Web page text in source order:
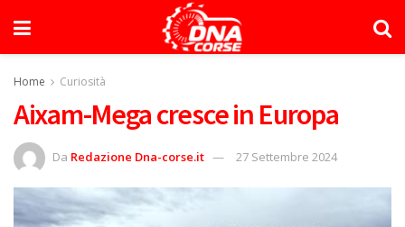
Home Curiosità
Aixam-Mega cresce in Europa
Da Redazione Dna-corse.it 27 Settembre 2024